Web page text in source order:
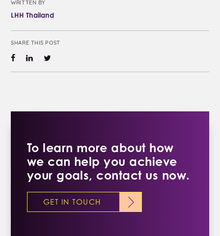
WRITTEN BY
LHH Thailand
SHARE THIS POST
To learn more about how
we can help you achieve
your goals, contact us now.
GET IN TOUCH